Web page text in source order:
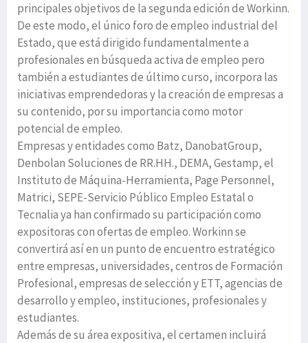
principales objetivos de la segunda edición de Workinn.
De este modo, el único foro de empleo industrial del
Estado, que está dirigido fundamentalmente a
profesionales en búsqueda activa de empleo pero
también a estudiantes de último curso, incorpora las
iniciativas emprendedoras y la creación de empresas a
su contenido, por su importancia como motor
potencial de empleo.
Empresas y entidades como Batz, DanobatGroup,
Denbolan Soluciones de RR.HH., DEMA, Gestamp, el
Instituto de Máquina-Herramienta, Page Personnel,
Matrici, SEPE-Servicio Público Empleo Estatal o
Tecnalia ya han confirmado su participación como
expositoras con ofertas de empleo. Workinn se
convertirá así en un punto de encuentro estratégico
entre empresas, universidades, centros de Formación
Profesional, empresas de selección y ETT, agencias de
desarrollo y empleo, instituciones, profesionales y
estudiantes.
Además de su área expositiva, el certamen incluirá